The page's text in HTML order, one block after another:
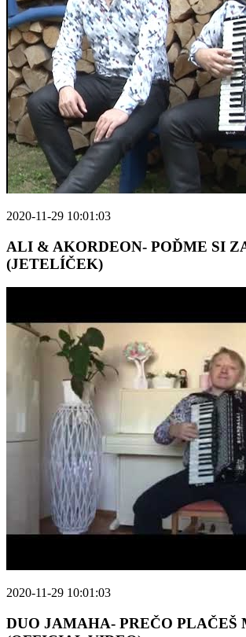
2020-11-29 10:01:03
ALI & AKORDEON- POĎME SI
(JETELÍČEK)
2020-11-29 10:01:03
DUO JAMAHA- PREČO PLAČEŠ